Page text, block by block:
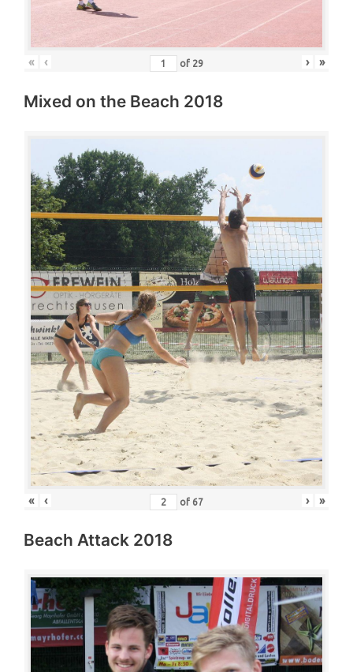
« ‹ of 29 › »
Mixed on the Beach 2018
« ‹ of 67 › »
Beach Attack 2018